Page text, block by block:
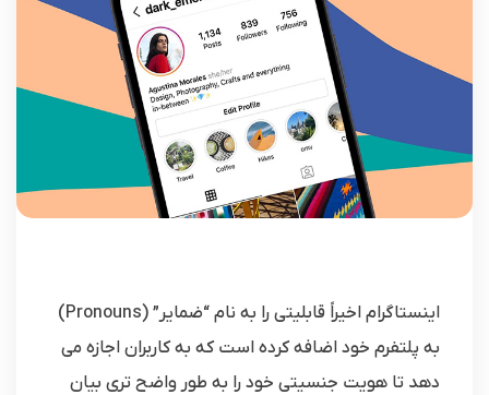
اینستاگرام اخیراً قابلیتی را به نام “ضمایر” (Pronouns)
به پلتفرم خود اضافه کرده است که به کاربران اجازه می
دهد تا هویت جنسیتی خود را به طور واضح تری بیان